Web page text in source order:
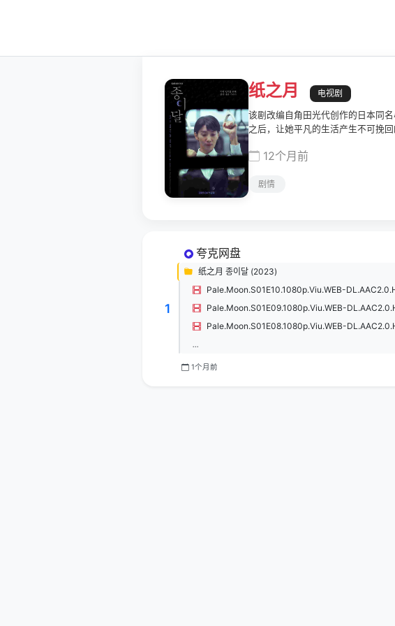
纸之月 电视剧
该剧改编自角田光代创作的日本同
之后，让她平凡的生活产生不可挽回
12个月前
剧情
1
夸克网盘
纸之月 종이달 (2023)
Pale.Moon.S01E10.1080p.Viu.WEB-
Pale.Moon.S01E09.1080p.Viu.WEB-
Pale.Moon.S01E08.1080p.Viu.WEB-
...
1个月前